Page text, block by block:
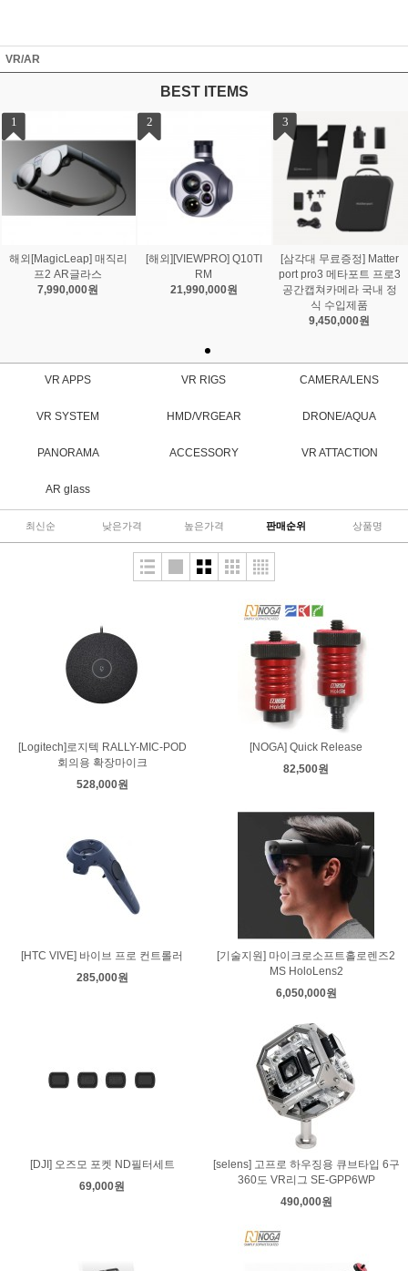
VR/AR
BEST ITEMS
1
해외[MagicLeap] 매직리
프2 AR글라스
7,990,000원
2
[해외][VIEWPRO] Q10TI
RM
21,990,000원
3
[삼각대 무료증정] Matter
port pro3 메타포트 프로3
공간캡쳐카메라 국내 정
식 수입제품
9,450,000원
VR APPS VR RIGS CAMERA/LENS
VR SYSTEM HMD/VRGEAR DRONE/AQUA
PANORAMA ACCESSORY VR ATTACTION
AR glass
최신순 낮은가격 높은가격 판매순위 상품명
[Logitech]로지텍 RALLY-MIC-POD
회의용 확장마이크
528,000원
[NOGA] Quick Release
82,500원
[HTC VIVE] 바이브 프로 컨트롤러
285,000원
[기술지원] 마이크로소프트홀로렌즈2
MS HoloLens2
6,050,000원
[DJI] 오즈모 포켓 ND필터세트
69,000원
[selens] 고프로 하우징용 큐브타입 6구
360도 VR리그 SE-GPP6WP
490,000원